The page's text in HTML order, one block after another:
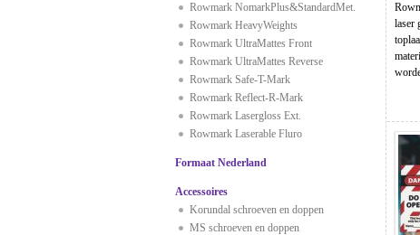
Rowmark NomarkPlus&StandardMet.
Rowmark HeavyWeights
Rowmark UltraMattes Front
Rowmark UltraMattes Reverse
Rowmark Safe-T-Mark
Rowmark Reflect-R-Mark
Rowmark Lasergloss Ext.
Rowmark Laserable Fluro
Formaat Nederland
Accessoires
Korundal schroeven en doppen
MS schroeven en doppen
laser